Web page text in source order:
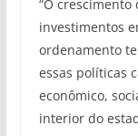
“O crescimento
investimentos
ordenamento
essas políticas
econômico,
interior do